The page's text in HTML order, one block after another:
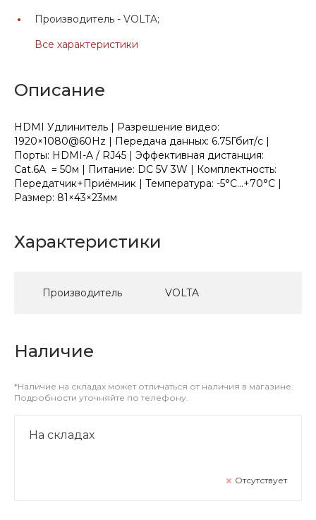
Производитель - VOLTA;
Все характеристики
Описание
HDMI Удлинитель | Разрешение видео:
1920×1080@60Hz | Передача данных: 6.75Гбит/с |
Порты: HDMI-A / RJ45 | Эффективная дистанция:
Cat.6A = 50м | Питание: DC 5V 3W | Комплектность:
Передатчик+Приёмник | Температура: -5°C...+70°C |
Размер: 81×43×23мм
Характеристики
Производитель VOLTA
Наличие
*Наличие на складах может отличаться от наличия в магазине.
Подробности уточняйте по телефону.
На складах
Отсутствует